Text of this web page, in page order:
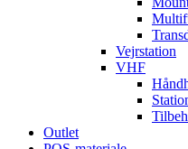
Vejrstation
VHF
Outlet